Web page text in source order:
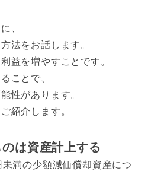
、
法をお話します。
益を増やすことです。
ことで、
性があります。
紹介します。
は資産計上する
満の少額減価償却資産につ